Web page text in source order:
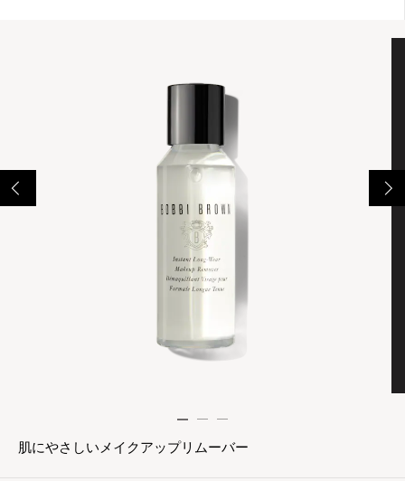
肌にやさしいメイクアップリムーバー